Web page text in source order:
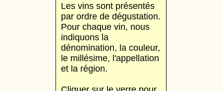
Les vins sont présentés
par ordre de dégustation.
Pour chaque vin, nous
indiquons la
dénomination, la couleur,
le millésime, l'appellation
et la région.